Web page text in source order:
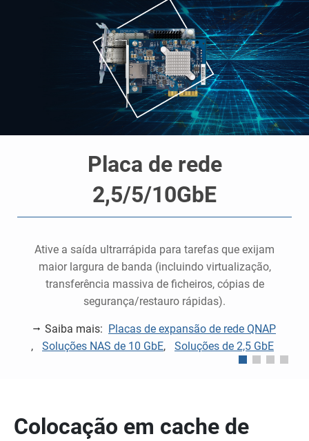
Placa de rede
2,5/5/10GbE
Ative a saída ultrarrápida para tarefas que exijam
maior largura de banda (incluindo virtualização,
transferência massiva de ficheiros, cópias de
segurança/restauro rápidas).
Saiba mais: Placas de expansão de rede QNAP
,
Soluções NAS de 10 GbE, Soluções de 2,5 GbE
Colocação em cache de